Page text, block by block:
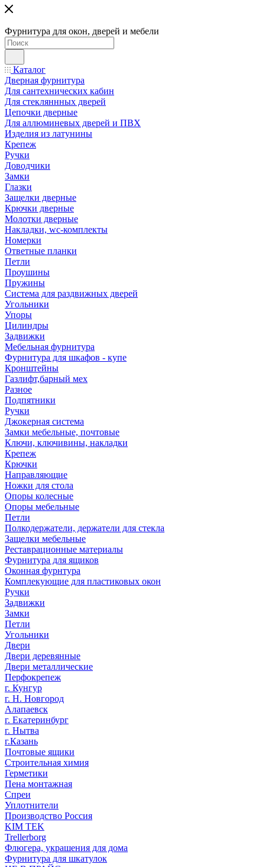
Фурнитура для окон, дверей и мебели
Каталог
Дверная фурнитура
Для сантехнических кабин
Для стекляннных дверей
Цепочки дверные
Для аллюминевых дверей и ПВХ
Изделия из латунины
Крепеж
Ручки
Доводчики
Замки
Глазки
Защелки дверные
Крючки дверные
Молотки дверные
Накладки, wc-комплекты
Номерки
Ответные планки
Петли
Проушины
Пружины
Система для раздвижных дверей
Угольники
Упоры
Цилиндры
Задвижки
Мебельная фурнитура
Фурнитура для шкафов - купе
Кронштейны
Газлифт,барный мех
Разное
Подпятники
Ручки
Джокерная система
Замки мебельные, почтовые
Ключи, ключивины, накладки
Крепеж
Крючки
Направляющие
Ножки для стола
Опоры колесные
Опоры мебельные
Петли
Полкодержатели, держатели для стекла
Защелки мебельные
Реставрационные материалы
Фурнитура для ящиков
Оконная фурнтура
Комплекующие для пластиковых окон
Ручки
Задвижки
Замки
Петли
Угольники
Двери
Двери деревянные
Двери металлические
Перфокрепеж
г. Кунгур
г. Н. Новгород
Алапаевск
г. Екатеринбург
г. Нытва
г.Казань
Почтовые ящики
Строительная химия
Герметики
Пена монтажная
Спреи
Уплотнители
Производство Россия
KIM TEK
Trellerborg
Флюгера, украшения для дома
Фурнитура для шкатулок